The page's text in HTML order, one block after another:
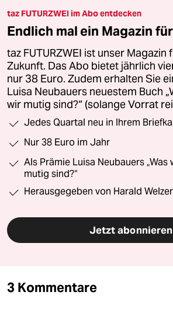
taz FUTURZWEI im Abo entdecken
Endlich mal ein Magazin
taz FUTURZWEI ist unser Magazin
Zukunft. Das Abo bietet jährlich
nur 38 Euro. Zudem erhalten Sie
Luisa Neubauers neuestem Buch
wir mutig sind?“ (solange Vorrat
Jedes Quartal neu in Ihrem
Nur 38 Euro im Jahr
Als Prämie Luisa Neubauers „Was
mutig sind?“
Herausgegeben von Harald Welzer
Jetzt abonnieren
3 Kommentare